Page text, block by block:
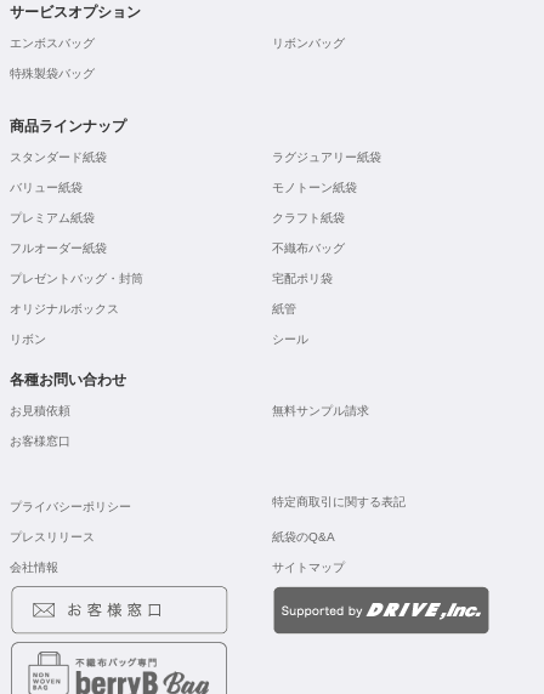
サービスオプション
エンボスバッグ リボンバッグ
特殊製袋バッグ
商品ラインナップ
スタンダード紙袋 ラグジュアリー紙袋
バリュー紙袋 モノトーン紙袋
プレミアム紙袋 クラフト紙袋
フルオーダー紙袋 不織布バッグ
プレゼントバッグ・封筒 宅配ポリ袋
オリジナルボックス 紙管
リボン シール
各種お問い合わせ
お見積依頼 無料サンプル請求
お客様窓口
プライバシーポリシー 特定商取引に関する表記
プレスリリース 紙袋のQ&A
会社情報 サイトマップ